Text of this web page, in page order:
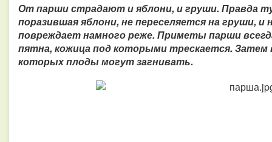
От парши страдают и яблони, и груши. Правда
поразившая яблони, не переселяется на груши,
повреждает намного реже. Приметы парши
пятна, кожица под которыми трескается. Затем
которых плоды могут загнивать.